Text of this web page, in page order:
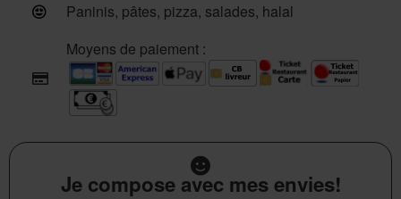
Paninis, pâtes, pizza, salades, halal
Moyens de paiement :
Je compose avec mes envies!